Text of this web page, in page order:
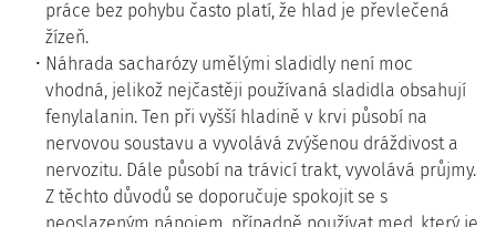
práce bez pohybu často platí, že hlad je převlečená
žízeň.
Náhrada sacharózy umělými sladidly není moc
vhodná, jelikož nejčastěji používaná sladidla obsahují
fenylalanin. Ten při vyšší hladině v krvi působí na
nervovou soustavu a vyvolává zvýšenou dráždivost a
nervozitu. Dále působí na trávicí trakt, vyvolává průjmy.
Z těchto důvodů se doporučuje spokojit se s